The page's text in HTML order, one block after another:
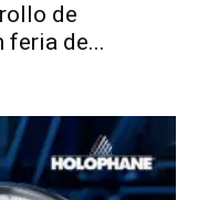
de
feria de...